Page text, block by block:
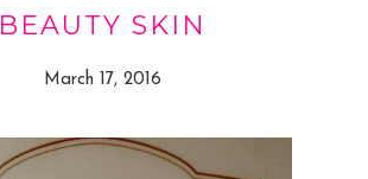
BEAUTY SKIN
March 17, 2016